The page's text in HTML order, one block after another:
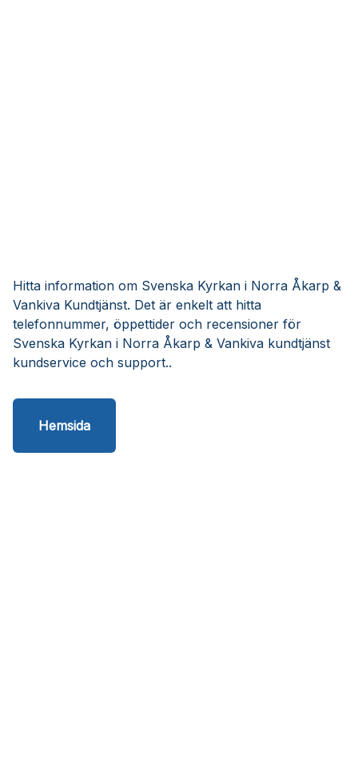
Hitta information om Svenska Kyrkan i Norra Åkarp &
Vankiva Kundtjänst. Det är enkelt att hitta
telefonnummer, öppettider och recensioner för
Svenska Kyrkan i Norra Åkarp & Vankiva kundtjänst
kundservice och support..
Hemsida